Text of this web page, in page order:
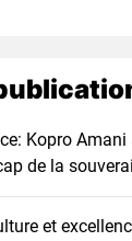
Kopro
de la
et